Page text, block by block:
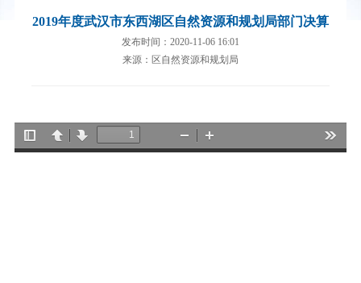
2019年度武汉市东西湖区自然资源和规划局部门决算
发布时间：2020-11-06 16:01
来源：区自然资源和规划局